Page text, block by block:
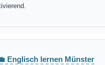
Englisch lernen Münster